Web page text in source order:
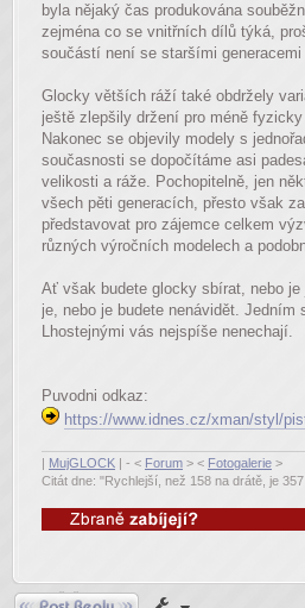
byla nějaký čas produkována
zejména co se vnitřních dílů týká,
součástí není se staršími generacemi
Glocky větších ráží také obdržely
ještě zlepšily držení pro méně
Nakonec se objevily modely s
současnosti se dopočítáme asi
velikosti a ráže. Pochopitelně, jen
všech pěti generacích, přesto však
představovat pro zájemce celkem
různých výročních modelech a
Ať však budete glocky sbírat, nebo
je, nebo je budete nenávidět. Jedním
Lhostejnými vás nejspíše nenechají.
Puvodni odkaz:
https://www.idnes.cz/xman/styl/
| MujGLOCK | - < Forum > < Fotogalerie >
Citát dne: "Rychlejší, než 158 na drátě, je
Odpovědět